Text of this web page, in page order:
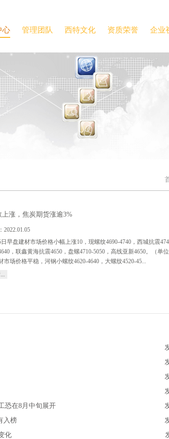
心 管理团队 西特文化 资质荣誉 企业
上涨，焦炭期货涨逾3%
2022.01.05
早盘建材市场价格小幅上涨10，现螺纹4690-4740，西城抗震
，联鑫黄海抗震4650，盘螺4710-5050，高线亚新4650。（单
市场价格平稳，河钢小螺纹4620-4640，大螺纹4520-45...
◎上海：5日早盘热卷市场价格涨30，现主流报价1500普4900-
；1500锰5050元/吨，1800报5080元/吨左右，2.75Q235B报5020-
普4880-5030锰5020-5040。（单位：元/吨）◎济南：5日早盘热
普卷报4790，低合金市场缺货报价4990，部分规格货少。（单位
恐在8月中旬展开
入榜
化